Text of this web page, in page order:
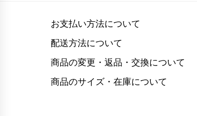
お支払い方法について
配送方法について
商品の変更・返品・交換について
商品のサイズ・在庫について